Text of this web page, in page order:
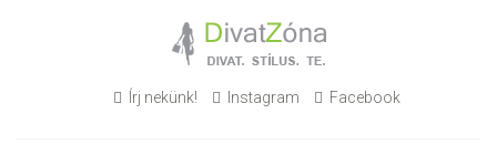
Írj nekünk! Instagram Facebook